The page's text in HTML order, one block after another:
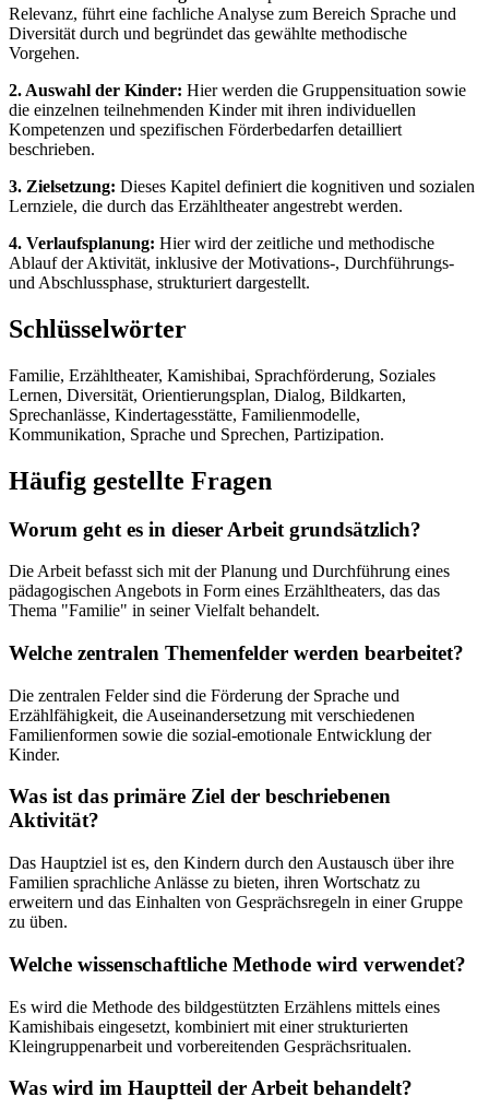
Relevanz, führt eine fachliche Analyse zum Bereich Sprache und
Diversität durch und begründet das gewählte methodische
Vorgehen.
2. Auswahl der Kinder: Hier werden die Gruppensituation sowie
die einzelnen teilnehmenden Kinder mit ihren individuellen
Kompetenzen und spezifischen Förderbedarfen detailliert
beschrieben.
3. Zielsetzung: Dieses Kapitel definiert die kognitiven und sozialen
Lernziele, die durch das Erzähltheater angestrebt werden.
4. Verlaufsplanung: Hier wird der zeitliche und methodische
Ablauf der Aktivität, inklusive der Motivations-, Durchführungs-
und Abschlussphase, strukturiert dargestellt.
Schlüsselwörter
Familie, Erzähltheater, Kamishibai, Sprachförderung, Soziales
Lernen, Diversität, Orientierungsplan, Dialog, Bildkarten,
Sprechanlässe, Kindertagesstätte, Familienmodelle,
Kommunikation, Sprache und Sprechen, Partizipation.
Häufig gestellte Fragen
Worum geht es in dieser Arbeit grundsätzlich?
Die Arbeit befasst sich mit der Planung und Durchführung eines
pädagogischen Angebots in Form eines Erzähltheaters, das das
Thema "Familie" in seiner Vielfalt behandelt.
Welche zentralen Themenfelder werden bearbeitet?
Die zentralen Felder sind die Förderung der Sprache und
Erzählfähigkeit, die Auseinandersetzung mit verschiedenen
Familienformen sowie die sozial-emotionale Entwicklung der
Kinder.
Was ist das primäre Ziel der beschriebenen
Aktivität?
Das Hauptziel ist es, den Kindern durch den Austausch über ihre
Familien sprachliche Anlässe zu bieten, ihren Wortschatz zu
erweitern und das Einhalten von Gesprächsregeln in einer Gruppe
zu üben.
Welche wissenschaftliche Methode wird verwendet?
Es wird die Methode des bildgestützten Erzählens mittels eines
Kamishibais eingesetzt, kombiniert mit einer strukturierten
Kleingruppenarbeit und vorbereitenden Gesprächsritualen.
Was wird im Hauptteil der Arbeit behandelt?